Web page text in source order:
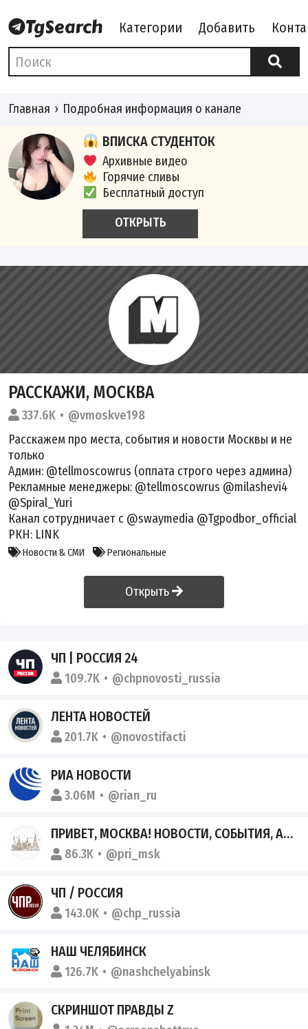
Категории Добавить
Главная Подробная информация о канале
ВПИСКА СТУДЕНТОК
Архивные видео
Горячие сливы
Бесплатный доступ
ОТКРЫТЬ
РАССКАЖИ, МОСКВА
337.6K
@vmoskve198
Расскажем про места, события и новости Москвы и не
только
Админ: @tellmoscowrus (оплата строго через админа)
Рекламные менеджеры: @tellmoscowrus @milashevi4
@Spiral_Yuri
Канал сотрудничает с @swaymedia @Tgpodbor_official
РКН: LINK
Новости & СМИ Региональные
Открыть
ЧП | РОССИЯ 24
109.7K @chpnovosti_russia
ЛЕНТА НОВОСТЕЙ
201.7K @novostifacti
РИА НОВОСТИ
3.06M @rian_ru
ПРИВЕТ, МОСКВА! НОВОСТИ, СОБЫТИЯ, АФИШИ СТОЛИЦЫ
86.3K @pri_msk
ЧП / РОССИЯ
143.0K @chp_russia
НАШ ЧЕЛЯБИНСК
126.7K @nashchelyabinsk
СКРИНШОТ ПРАВДЫ Z